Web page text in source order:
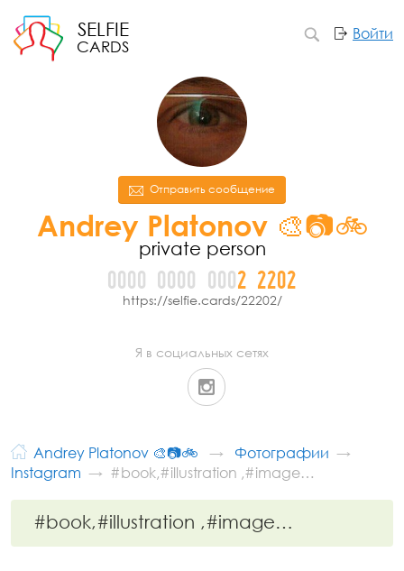
SELFIE
CARDS
Войти
Отправить сообщение
Andrey Platonov 🎨📷🚲
private person
0000 0000 0002 2202
https://selfie.cards/22202/
Я в социальных сетях
Andrey Platonov 🎨📷🚲
Фотографии
Instagram
#book,#illustration ,#image…
#book,#illustration ,#image…